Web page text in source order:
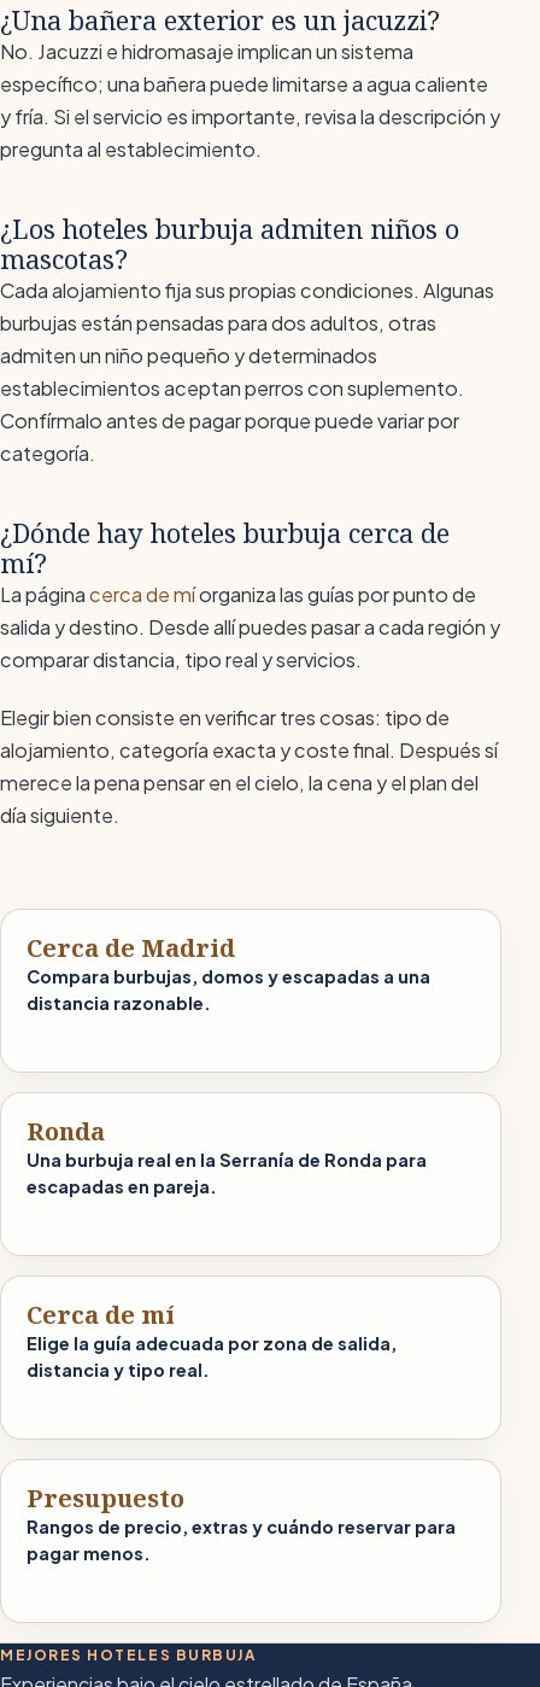
¿Una bañera exterior es un jacuzzi?
No. Jacuzzi e hidromasaje implican un sistema
específico; una bañera puede limitarse a agua caliente
y fría. Si el servicio es importante, revisa la descripción y
pregunta al establecimiento.
¿Los hoteles burbuja admiten niños o
mascotas?
Cada alojamiento fija sus propias condiciones. Algunas
burbujas están pensadas para dos adultos, otras
admiten un niño pequeño y determinados
establecimientos aceptan perros con suplemento.
Confírmalo antes de pagar porque puede variar por
categoría.
¿Dónde hay hoteles burbuja cerca de
mí?
La páginacerca de míorganiza las guías por punto de
salida y destino. Desde allí puedes pasar a cada región y
comparar distancia, tipo real y servicios.
Elegir bien consiste en verificar tres cosas: tipo de
alojamiento, categoría exacta y coste final. Después sí
merece la pena pensar en el cielo, la cena y el plan del
día siguiente.
Cerca de Madrid
Compara burbujas, domos y escapadas a una
distancia razonable.
Ronda
Una burbuja real en la Serranía de Ronda para
escapadas en pareja.
Cerca de mí
Elige la guía adecuada por zona de salida,
distancia y tipo real.
Presupuesto
Rangos de precio, extras y cuándo reservar para
pagar menos.
MEJORES HOTELES BURBUJA